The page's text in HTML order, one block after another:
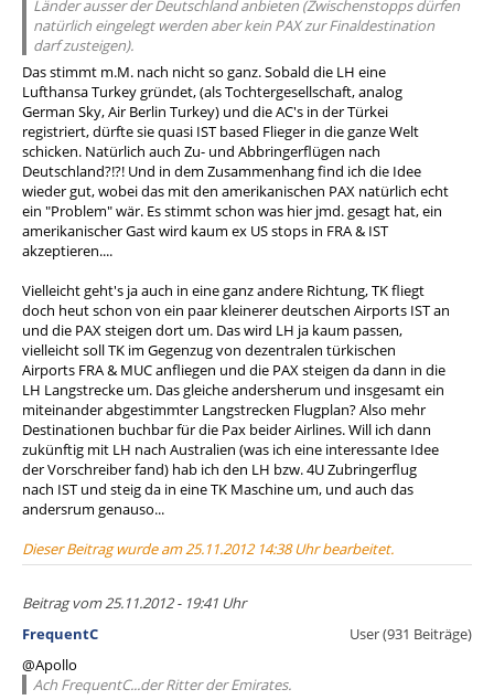
Länder ausser der Deutschland anbieten (Zwischenstopps dürfen
natürlich eingelegt werden aber kein PAX zur Finaldestination
darf zusteigen).
Das stimmt m.M. nach nicht so ganz. Sobald die LH eine
Lufthansa Turkey gründet, (als Tochtergesellschaft, analog
German Sky, Air Berlin Turkey) und die AC's in der Türkei
registriert, dürfte sie quasi IST based Flieger in die ganze Welt
schicken. Natürlich auch Zu- und Abbringerflügen nach
Deutschland?!?! Und in dem Zusammenhang find ich die Idee
wieder gut, wobei das mit den amerikanischen PAX natürlich echt
ein "Problem" wär. Es stimmt schon was hier jmd. gesagt hat, ein
amerikanischer Gast wird kaum ex US stops in FRA & IST
akzeptieren....
Vielleicht geht's ja auch in eine ganz andere Richtung, TK fliegt
doch heut schon von ein paar kleinerer deutschen Airports IST an
und die PAX steigen dort um. Das wird LH ja kaum passen,
vielleicht soll TK im Gegenzug von dezentralen türkischen
Airports FRA & MUC anfliegen und die PAX steigen da dann in die
LH Langstrecke um. Das gleiche andersherum und insgesamt ein
miteinander abgestimmter Langstrecken Flugplan? Also mehr
Destinationen buchbar für die Pax beider Airlines. Will ich dann
zukünftig mit LH nach Australien (was ich eine interessante Idee
der Vorschreiber fand) hab ich den LH bzw. 4U Zubringerflug
nach IST und steig da in eine TK Maschine um, und auch das
andersrum genauso...
Dieser Beitrag wurde am 25.11.2012 14:38 Uhr bearbeitet.
Beitrag vom 25.11.2012 - 19:41 Uhr
FrequentC
User (931 Beiträge)
@Apollo
Ach FrequentC...der Ritter der Emirates.